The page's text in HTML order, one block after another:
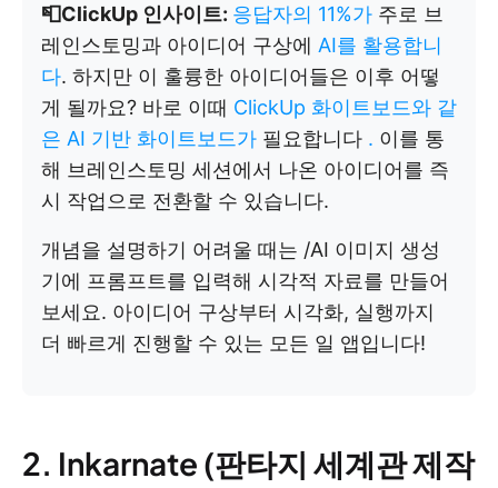
📮ClickUp 인사이트: 응답자의 11%가 주로 브
레인스토밍과 아이디어 구상에 AI를 활용합니
다. 하지만 이 훌륭한 아이디어들은 이후 어떻
게 될까요? 바로 이때 ClickUp 화이트보드와 같
은 AI 기반 화이트보드가 필요합니다 . 이를 통
해 브레인스토밍 세션에서 나온 아이디어를 즉
시 작업으로 전환할 수 있습니다.
개념을 설명하기 어려울 때는 /AI 이미지 생성
기에 프롬프트를 입력해 시각적 자료를 만들어
보세요. 아이디어 구상부터 시각화, 실행까지
더 빠르게 진행할 수 있는 모든 일 앱입니다!
2. Inkarnate (판타지 세계관 제작